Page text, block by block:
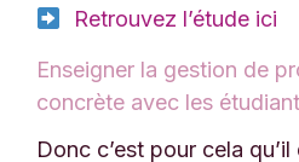
Retrouvez l’étude ici
Enseigner la gestion de
concrète avec les
Donc c’est pour cela